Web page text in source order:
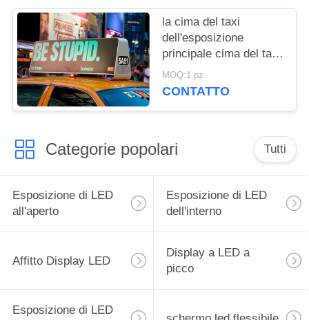
la cima del taxi
dell'esposizione
principale cima del taxi
di 5mm ha condotto
l'installazione facile
MOQ:1 pz
CONTATTO
Categorie popolari Tutti
Esposizione di LED
all'aperto
Esposizione di LED
dell'interno
Affitto Display LED
Display a LED a
picco
Esposizione di LED